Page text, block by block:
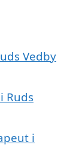
Vedby
Ruds
i